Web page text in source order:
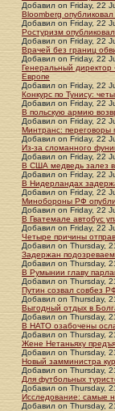
Добавил on Friday, 22
Bloomberg
Добавил on Friday, 22
Ростуризм
Добавил on Friday, 22
Врачей без границ
Добавил on Friday, 22
Генеральный
Европе
Добавил on Friday, 22
Конкурс по Тунису:
Добавил on Friday, 22
В польскую армию
Добавил on Friday, 22
Минтранс: переговоры
Добавил on Friday, 22
Из-за сломанного
Добавил on Friday, 22
В США медведь залез
Добавил on Friday, 22
В Нидерландах
Добавил on Friday, 22
Минобороны РФ
Добавил on Friday, 22
В Гватемале автобус
Добавил on Friday, 22
Четыре причины
Добавил on Thursday,
Задержан
Добавил on Thursday,
В Румынии главу
Добавил on Thursday,
Путин созвал совбез
Добавил on Thursday,
Выгодный отдых в
Добавил on Thursday,
В НАТО озабочены
Добавил on Thursday,
Жене Нетаньяху
Добавил on Thursday,
Новый замминистра
Добавил on Thursday,
Для футбольных
Добавил on Thursday,
Исследование: самые
Добавил on Thursday,